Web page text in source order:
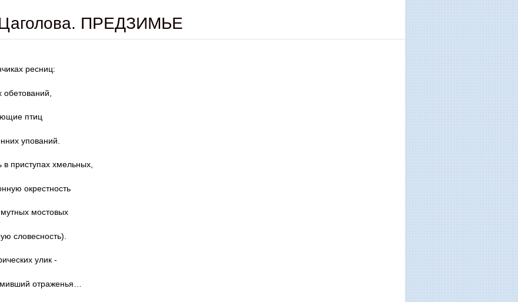
ПРЕДЗИМЬЕ
ресниц:
обетований,
птиц
упований.
приступах хмельных,
окрестность
мостовых
словесность).
улик -
отраженья…